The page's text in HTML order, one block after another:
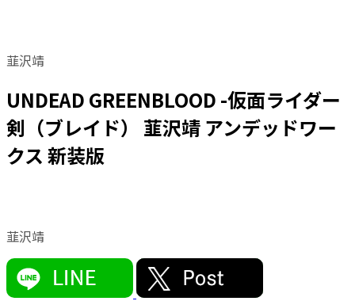
韮沢靖
UNDEAD GREENBLOOD -仮面ライダー
剣（ブレイド） 韮沢靖 アンデッドワー
クス 新装版
韮沢靖